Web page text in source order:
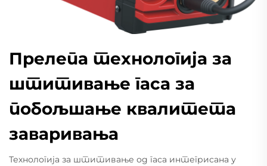
Прелепа технологија за
штитивање гаса за
побољшање квалитета
заваривања
Технологија за штитивање од гаса интегрисана у